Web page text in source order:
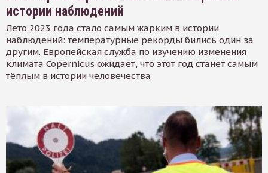
истории наблюдений
Лето 2023 года стало самым жарким в истории
наблюдений: температурные рекорды бились один за
другим. Европейская служба по изучению изменения
климата Copernicus ожидает, что этот год станет самым
тёплым в истории человечества